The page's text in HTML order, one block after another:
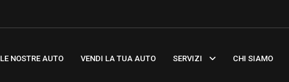
LE NOSTRE AUTO VENDI LA TUA AUTO SERVIZI CHI SIAMO